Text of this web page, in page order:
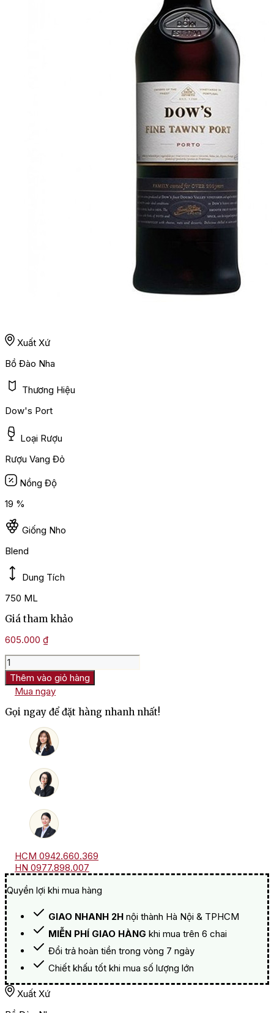
Xuất Xứ
Bồ Đào Nha
Thương Hiệu
Dow's Port
Loại Rượu
Rượu Vang Đỏ
Nồng Độ
19 %
Giống Nho
Blend
Dung Tích
750 ML
Giá tham khảo
605.000 ₫
Rượu
Vang
Dow’s
Fine
Tawny
Port
Thêm vào giỏ hàng
Mua ngay
Gọi ngay để đặt hàng nhanh nhất!
HCM 0942.660.369
HN 0977.898.007
Quyền lợi khi mua hàng
GIAO NHANH 2H nội thành Hà Nội & TPHCM
MIỄN PHÍ GIAO HÀNG khi mua trên 6 chai
Đổi trả hoàn tiền trong vòng 7 ngày
Chiết khấu tốt khi mua số lượng lớn
Xuất Xứ